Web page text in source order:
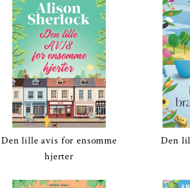
Den lille avis for ensomme
hjerter
Den